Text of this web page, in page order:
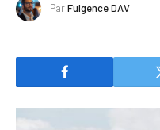
ParFulgence DAV